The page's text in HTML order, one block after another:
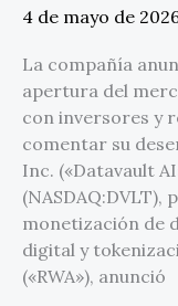
4 de mayo de
La compañía
apertura del
con inversores y
comentar su
Inc. («Datavault
monetización de
digital y
(«RWA»), anunció
trimestre
2026